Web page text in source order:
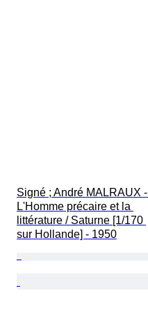
Signé ; André MALRAUX -
L'Homme précaire et la
littérature / Saturne [1/170
sur Hollande] - 1950